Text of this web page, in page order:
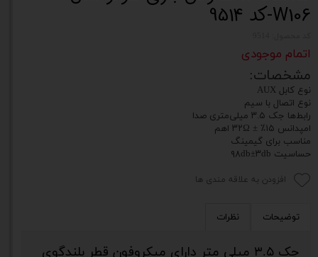
W106-کد 9514
اتمام موجودی
مشخصات:
نوع کابل AUX
نوع اتصال با سیم
رابط‌ها جک ۳.۵ میلی‌متری صدا
امپدانس ۱۵٪ ± ۳۲Ω اهم
مناسب برای گیمینگ
حساسیت ۹۸db±۳db
افزودن به علاقه مندی ها
توضیحات نظرات
جک ۳.۵ میلی متر دارای میکروفون قطر بلندگوی